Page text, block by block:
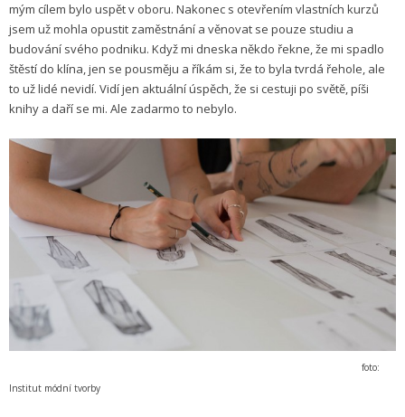
mým cílem bylo uspět v oboru. Nakonec s otevřením vlastních kurzů
jsem už mohla opustit zaměstnání a věnovat se pouze studiu a
budování svého podniku. Když mi dneska někdo řekne, že mi spadlo
štěstí do klína, jen se pousměju a říkám si, že to byla tvrdá řehole, ale
to už lidé nevidí. Vidí jen aktuální úspěch, že si cestuji po světě, píši
knihy a daří se mi. Ale zadarmo to nebylo.
foto:
Institut módní tvorby